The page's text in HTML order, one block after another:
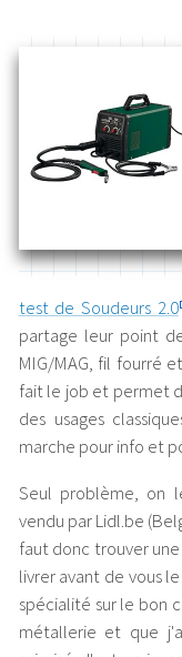
test de Soudeurs 2.0
partage leur point
MIG/MAG, fil fourré
fait le job et permet
des usages
marche pour info et
Seul problème, on
vendu par Lidl.be
faut donc trouver
livrer avant de vous
spécialité sur le bon
métallerie et que